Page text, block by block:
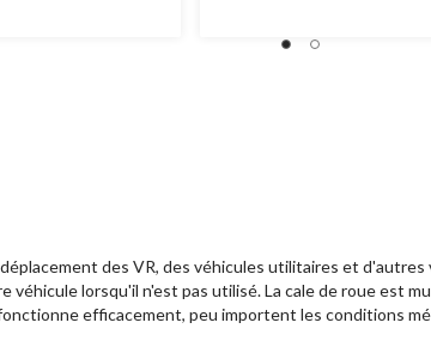
des VR, des véhicules utilitaires et
véhicule lorsqu'il n'est pas utilisé. La cale de roue est
efficacement, peu importent les conditions